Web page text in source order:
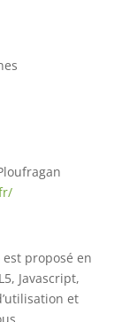
est proposé en
Javascript,
et